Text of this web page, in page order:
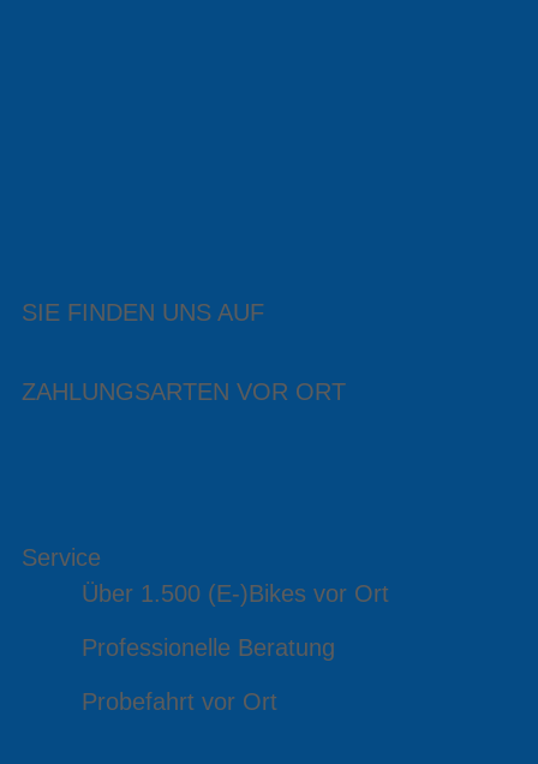
SIE FINDEN UNS AUF
ZAHLUNGSARTEN VOR ORT
Service
Über 1.500 (E-)Bikes vor Ort
Professionelle Beratung
Probefahrt vor Ort